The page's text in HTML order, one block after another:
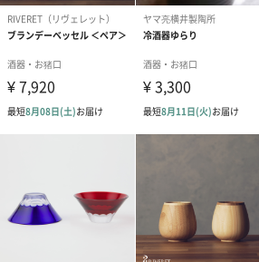
商品詳細情報
素材
・18-8 ステンレス スチール
φ57㎜×H45㎜
85c.c.（満水時）
本体 65ｇ